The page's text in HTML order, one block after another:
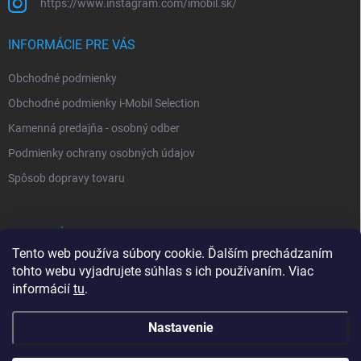
Tento web používa súbory cookie. Ďalším prechádzaním
tohto webu vyjadrujete súhlas s ich používaním. Viac
informácií tu.
Nastavenie
https://www.instagram.com/imobil.sk/
INFORMÁCIE PRE VÁS
Obchodné podmienky
Obchodné podmienky i-Mobil Selection
Kamenná predajňa - osobný odber
Podmienky ochrany osobných údajov
Spôsob dopravy tovaru